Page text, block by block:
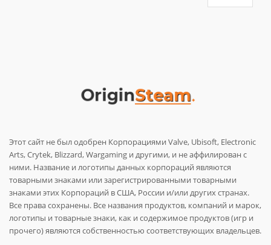
Этот сайт не был одобрен Корпорациями Valve, Ubisoft, Electronic
Arts, Crytek, Blizzard, Wargaming и другими, и не аффилирован с
ними. Название и логотипы данных корпораций являются
товарными знаками или зарегистрированными товарными
знаками этих Корпораций в США, России и/или других странах.
Все права сохранены. Все названия продуктов, компаний и марок,
логотипы и товарные знаки, как и содержимое продуктов (игр и
прочего) являются собственностью соответствующих владельцев.